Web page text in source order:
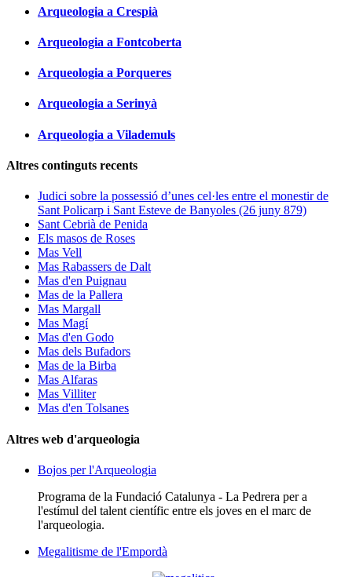
Arqueologia a Crespià
Arqueologia a Fontcoberta
Arqueologia a Porqueres
Arqueologia a Serinyà
Arqueologia a Vilademuls
Altres continguts recents
Judici sobre la possessió d’unes cel·les entre el monestir de
Sant Policarp i Sant Esteve de Banyoles (26 juny 879)
Sant Cebrià de Penida
Els masos de Roses
Mas Vell
Mas Rabassers de Dalt
Mas d'en Puignau
Mas de la Pallera
Mas Margall
Mas Magí
Mas d'en Godo
Mas dels Bufadors
Mas de la Birba
Mas Alfaras
Mas Villiter
Mas d'en Tolsanes
Altres web d'arqueologia
Bojos per l'Arqueologia
Programa de la Fundació Catalunya - La Pedrera per a
l'estímul del talent científic entre els joves en el marc de
l'arqueologia.
Megalitisme de l'Empordà